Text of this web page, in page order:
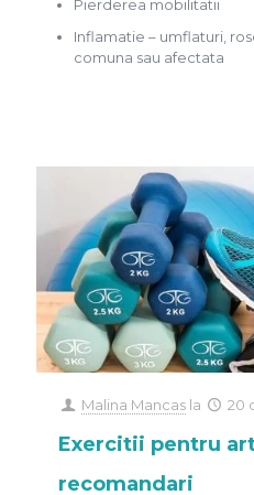
Pierderea mobilitatii
Inflamatie – umflaturi,
comuna sau afectata
Malina Mancas la 20
Exercitii pentru
recomandari